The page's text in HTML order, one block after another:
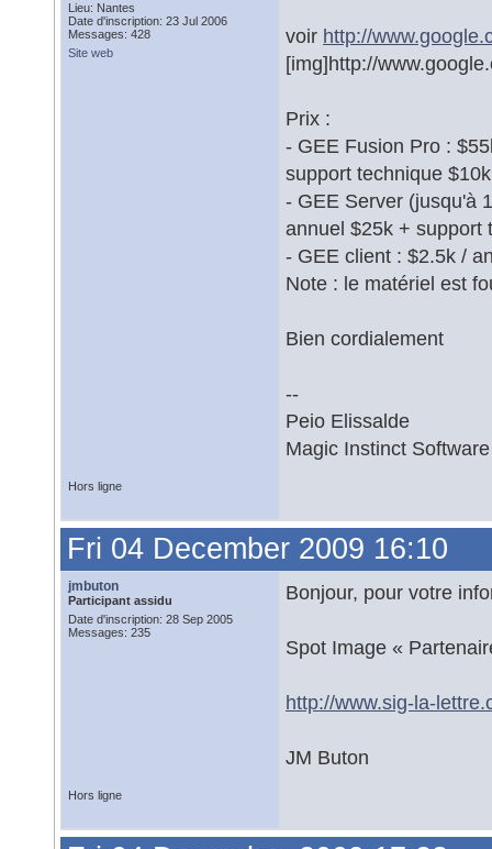
Lieu: Nantes
Date d'inscription: 23 Jul 2006
Messages: 428
Site web
voir http://
[img]http://
Prix :
- GEE Fusion Pro :
support technique $10k
- GEE Server (jusqu'à
annuel $25k + support
- GEE client : $2.5k /
Note : le matériel est
Bien cordialement
--
Peio Elissalde
Magic Instinct Software
Hors ligne
Fri 04 December 2009 16:10
jmbuton
Participant assidu
Date d'inscription: 28 Sep 2005
Messages: 235
Bonjour, pour votre
Spot Image «
http://www.sig-la-
JM Buton
Hors ligne